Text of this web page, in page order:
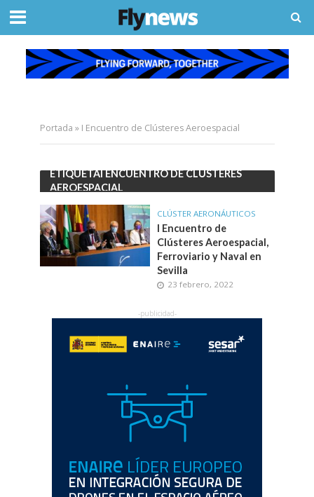
Portada » I Encuentro de Clústeres Aeroespacial
ETIQUETAI ENCUENTRO DE CLÚSTERES
AEROESPACIAL
CLÚSTER AERONÁUTICOS
I Encuentro de
Clústeres Aeroespacial,
Ferroviario y Naval en
Sevilla
23 febrero, 2022